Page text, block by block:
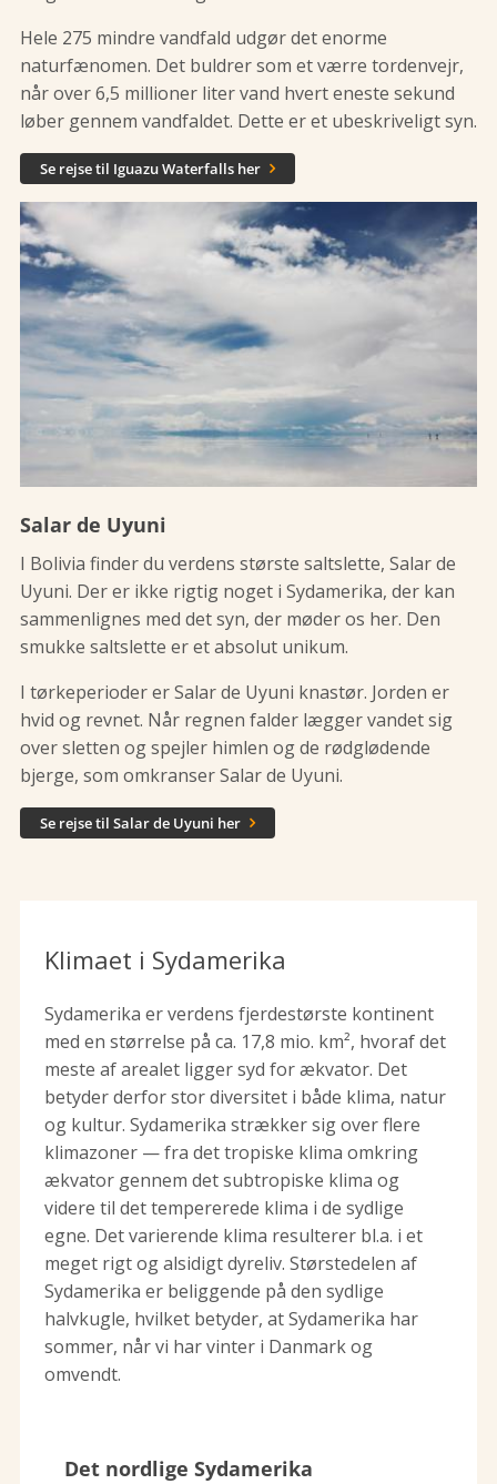
Hele 275 mindre vandfald udgør det enorme
naturfænomen. Det buldrer som et værre tordenvejr,
når over 6,5 millioner liter vand hvert eneste sekund
løber gennem vandfaldet. Dette er et ubeskriveligt syn.
Se rejse til Iguazu Waterfalls her 
Salar de Uyuni
I Bolivia finder du verdens største saltslette, Salar de
Uyuni. Der er ikke rigtig noget i Sydamerika, der kan
sammenlignes med det syn, der møder os her. Den
smukke saltslette er et absolut unikum.
I tørkeperioder er Salar de Uyuni knastør. Jorden er
hvid og revnet. Når regnen falder lægger vandet sig
over sletten og spejler himlen og de rødglødende
bjerge, som omkranser Salar de Uyuni.
Se rejse til Salar de Uyuni her 
Klimaet i Sydamerika
Sydamerika er verdens fjerdestørste kontinent
med en størrelse på ca. 17,8 mio. km², hvoraf det
meste af arealet ligger syd for ækvator. Det
betyder derfor stor diversitet i både klima, natur
og kultur. Sydamerika strækker sig over flere
klimazoner — fra det tropiske klima omkring
ækvator gennem det subtropiske klima og
videre til det tempererede klima i de sydlige
egne. Det varierende klima resulterer bl.a. i et
meget rigt og alsidigt dyreliv. Størstedelen af
Sydamerika er beliggende på den sydlige
halvkugle, hvilket betyder, at Sydamerika har
sommer, når vi har vinter i Danmark og
omvendt.
Det nordlige Sydamerika